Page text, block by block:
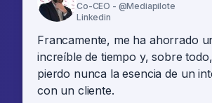
Co-CEO - @Mediapilote
Linkedin
Francamente, me ha ahorrado
increíble de tiempo y, sobre
pierdo nunca la esencia de un
con un cliente.